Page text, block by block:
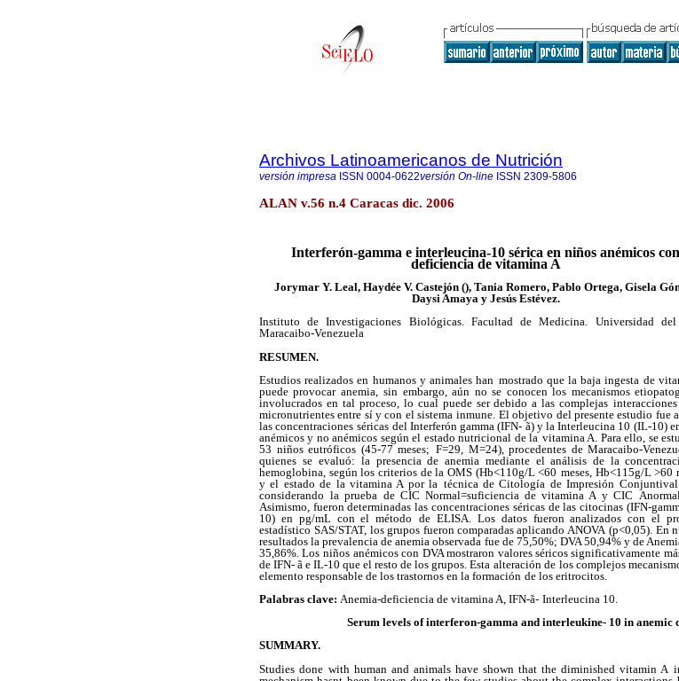
Archivos Latinoamericanos de Nutrición
versión impresa ISSN 0004-0622versión On-line ISSN 2309-5806
ALAN v.56 n.4 Caracas dic. 2006
Interferón-gamma e interleucina-10 sérica en niños anémicos con
deficiencia de vitamina A
Jorymar Y. Leal, Haydée V. Castejón (), Tania Romero, Pablo Ortega, Gisela
Daysi Amaya y Jesús Estévez.
Instituto de Investigaciones Biológicas. Facultad de Medicina. Universidad
Maracaibo-Venezuela
RESUMEN.
Estudios realizados en humanos y animales han mostrado que la baja ingesta de
puede provocar anemia,
sin embargo, aún no se conocen los mecanismos
involucrados en tal proceso, lo cual puede ser debido a las complejas
micronutrientes entre sí y con el sistema inmune. El objetivo del presente estudio fue
las concentraciones séricas del Interferón gamma (IFN- ã) y la Interleucina 10 (IL-10)
anémicos y no anémicos según el estado nutricional de la vitamina A. Para ello, se
53 niños eutróficos (45-77 meses; F=29, M=24), procedentes de Maracaibo-
quienes se evaluó: la presencia de anemia mediante el análisis de la
hemoglobina, según los criterios de la OMS (Hb<110g/L <60 meses, Hb<115g/L >60
y el estado de la vitamina A por la técnica de Citología de Impresión Conjuntival
considerando la prueba de CIC Normal=suficiencia de vitamina A y CIC
Asimismo, fueron determinadas las concentraciones séricas de las citocinas (IFN-
10) en pg/mL con el método
de ELISA. Los datos fueron analizados con el
estadístico SAS/STAT, los grupos fueron comparadas aplicando ANOVA (p<0,05). En
resultados la prevalencia de anemia observada fue de 75,50%; DVA 50,94% y de
35,86%. Los niños anémicos con DVA mostraron valores séricos significativamente
de IFN- ã e IL-10 que el resto de los grupos. Esta alteración de los complejos
elemento responsable de los trastornos en la formación de los eritrocitos.
Palabras clave: Anemia-deficiencia de vitamina A, IFN-ã- Interleucina 10.
Serum levels of interferon-gamma and interleukine- 10 in
SUMMARY.
Studies done with human and animals have shown that the diminished vitamin A